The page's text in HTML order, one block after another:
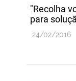
"Recolha
para
24/02/2016